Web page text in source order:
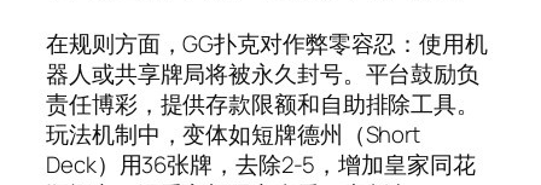
在规则方面，GG扑克对作弊零容忍：使用机
器人或共享牌局将被永久封号。平台鼓励负
责任博彩，提供存款限额和自助排除工具。
玩法机制中，变体如短牌德州（Short
Deck）用36张牌，去除2-5，增加皇家同花